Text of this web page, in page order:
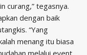
curang,” tegasnya.
dengan baik
“Yang
menang itu biasa